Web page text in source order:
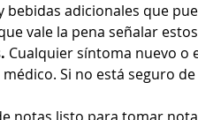
bebidas adicionales que
vale la pena señalar
Cualquier síntoma nuevo o
Si no está seguro